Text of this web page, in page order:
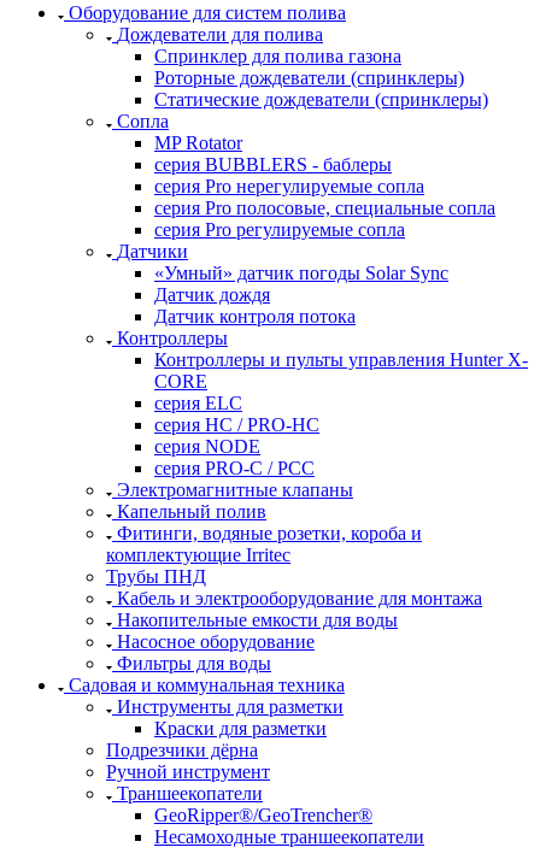
Оборудование для систем полива
Дождеватели для полива
Cпринклер для полива газона
Роторные дождеватели (спринклеры)
Статические дождеватели (спринклеры)
Сопла
MP Rotator
серия BUBBLERS - баблеры
серия Pro нерегулируемые сопла
серия Pro полосовые, специальные сопла
серия Pro регулируемые сопла
Датчики
«Умный» датчик погоды Solar Sync
Датчик дождя
Датчик контроля потока
Контроллеры
Контроллеры и пульты управления Hunter X-
CORE
серия ELC
серия HC / PRO-HC
серия NODE
серия PRO-C / PCC
Электромагнитные клапаны
Капельный полив
Фитинги, водяные розетки, короба и
комплектующие Irritec
Трубы ПНД
Кабель и электрооборудование для монтажа
Накопительные емкости для воды
Насосное оборудование
Фильтры для воды
Садовая и коммунальная техника
Инструменты для разметки
Краски для разметки
Подрезчики дёрна
Ручной инструмент
Траншеекопатели
GeoRipper®/GeoTrencher®
Несамоходные траншеекопатели